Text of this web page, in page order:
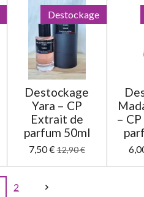
Destockage
Destockage
Yara – CP
Extrait de
parfum 50ml
7,50 €12,90 €
–
2